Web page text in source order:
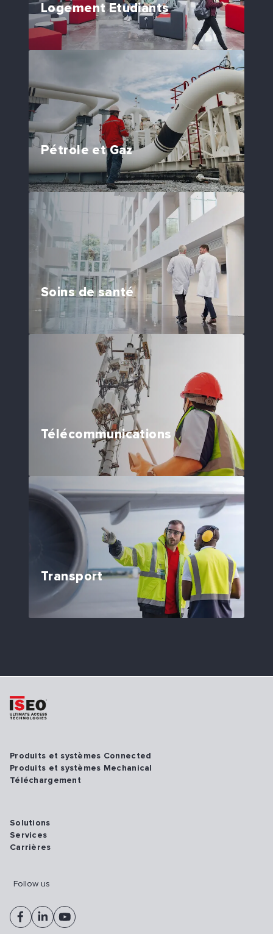
Logement Etudiants
Pétrole et Gaz
Soins de santé
Télécommunications
Transport
Produits et systèmes Connected
Produits et systèmes Mechanical
Téléchargement
Solutions
Services
Carrières
Follow us